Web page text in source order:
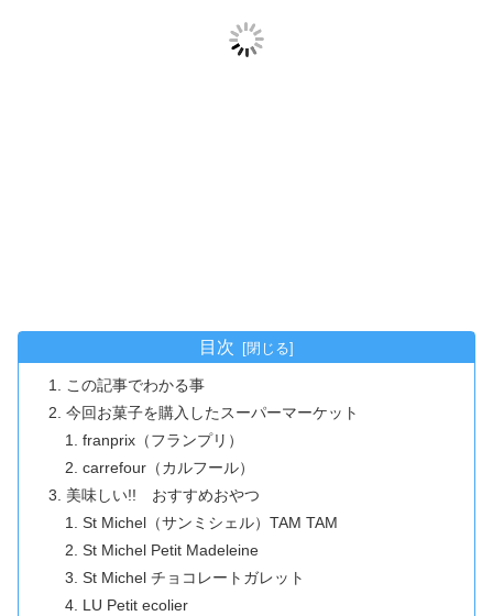
目次
この記事でわかる事
今回お菓子を購入したスーパーマーケット
franprix（フランプリ）
carrefour（カルフール）
美味しい!! おすすめおやつ
St Michel（サンミシェル）TAM TAM
St Michel Petit Madeleine
St Michel チョコレートガレット
LU Petit ecolier